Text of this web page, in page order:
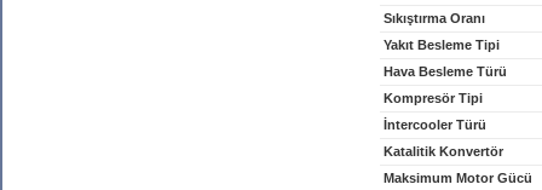
Sıkıştırma Oranı
Yakıt Besleme Tipi
Hava Besleme Türü
Kompresör Tipi
İntercooler Türü
Katalitik Konvertör
Maksimum Motor Gücü